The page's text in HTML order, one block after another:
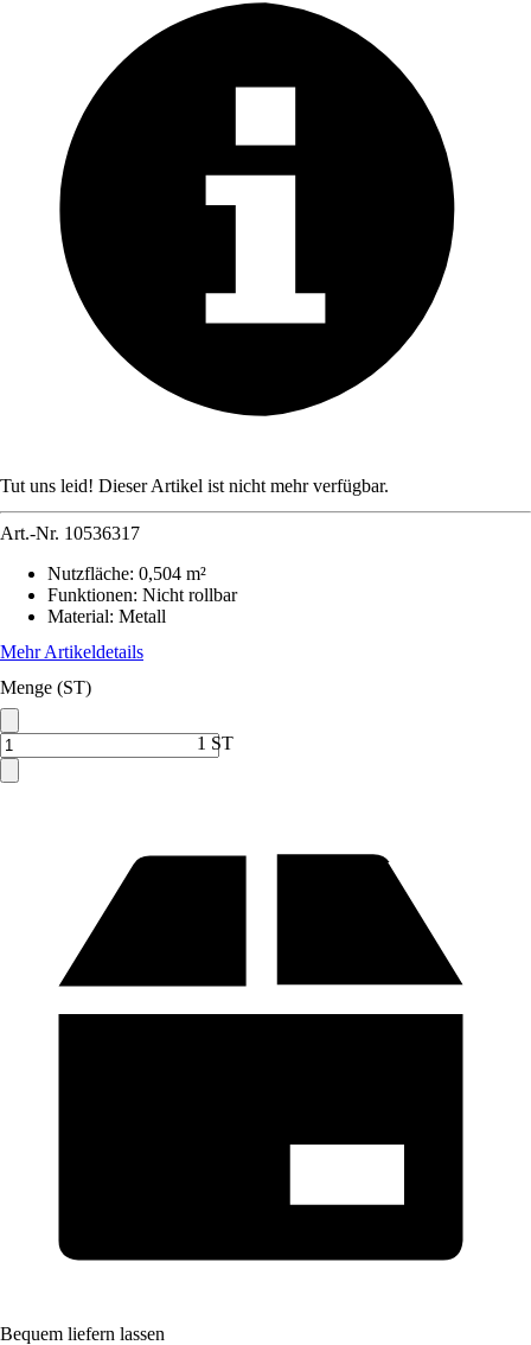
Tut uns leid! Dieser Artikel ist nicht mehr verfügbar.
Art.-Nr. 10536317
Nutzfläche: 0,504 m²
Funktionen: Nicht rollbar
Material: Metall
Mehr Artikeldetails
Menge (ST)
1 ST
Bequem liefern lassen